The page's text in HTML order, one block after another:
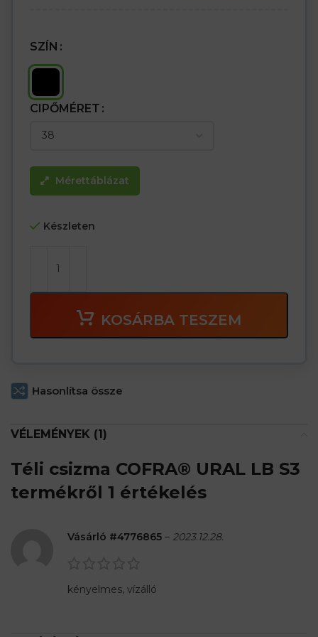
SZÍN
CIPŐMÉRET
Mérettáblázat
Készleten
KOSÁRBA TESZEM
Hasonlítsa össze
VÉLEMÉNYEK (1)
Téli csizma COFRA® URAL LB S3
termékről 1 értékelés
Vásárló #4776865 – 2023.12.28.
kényelmes, vízálló